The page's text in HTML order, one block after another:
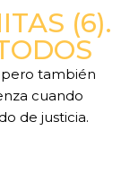
(6).
también
cuando
de justicia.